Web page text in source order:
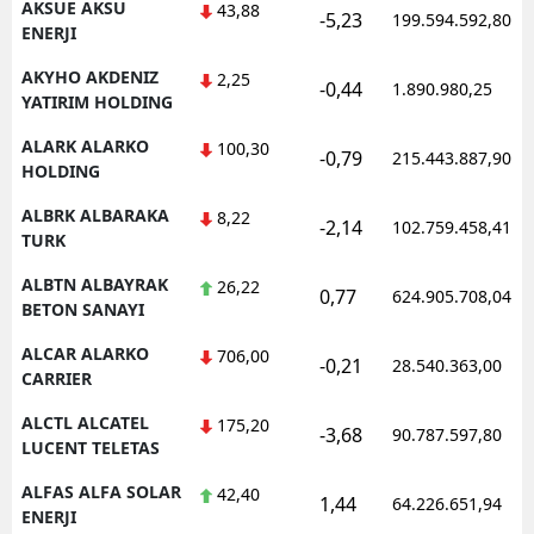
AKSUE AKSU
ENERJI
43,88 -5,23 199.594.592,80
AKYHO AKDENIZ
YATIRIM HOLDING
2,25 -0,44 1.890.980,25
ALARK ALARKO
HOLDING
100,30 -0,79 215.443.887,90
ALBRK ALBARAKA
TURK
8,22 -2,14 102.759.458,41
ALBTN ALBAYRAK
BETON SANAYI
26,22 0,77 624.905.708,04
ALCAR ALARKO
CARRIER
706,00 -0,21 28.540.363,00
ALCTL ALCATEL
LUCENT TELETAS
175,20 -3,68 90.787.597,80
ALFAS ALFA SOLAR
ENERJI
42,40 1,44 64.226.651,94